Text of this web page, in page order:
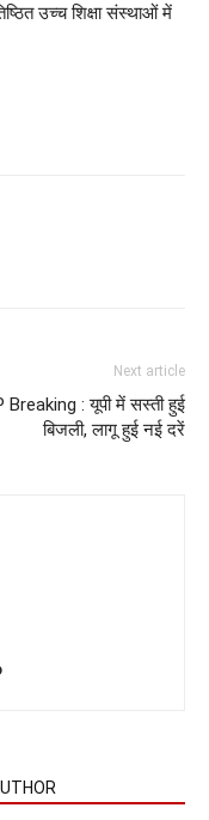
उच्च शिक्षा संस्थाओं में
Next article
Breaking : यूपी में सस्ती हुई
बिजली, लागू हुई नई दरें